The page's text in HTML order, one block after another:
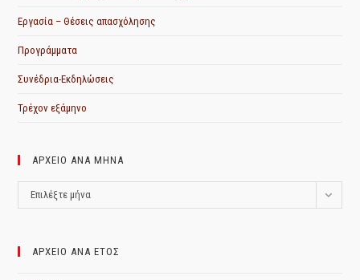
Εργασία – Θέσεις απασχόλησης
Προγράμματα
Συνέδρια-Εκδηλώσεις
Τρέχον εξάμηνο
ΑΡΧΕΙΟ ΑΝΑ ΜΗΝΑ
ΑΡΧΕΙΟ
ΑΝΑ
Επιλέξτε μήνα
ΑΡΧΕΙΟ ΑΝΑ ΕΤΟΣ